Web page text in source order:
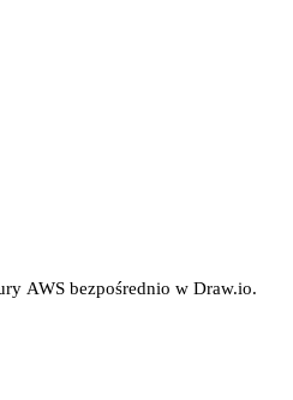
AWS bezpośrednio w Draw.io.